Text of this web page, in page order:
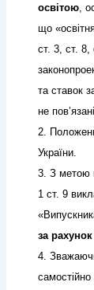
освітою ,
що
ст. 3, ст. 8,
та ставок
не
2.
України.
3. З метою
1 ст. 9
за
4.